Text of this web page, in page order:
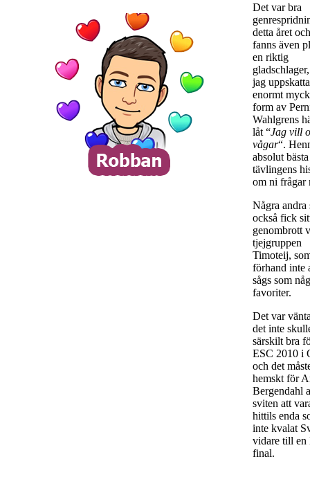
Det var bra
detta året
fanns även
en riktig
jag
enormt
form av
Wahlgrens
låt “Jag vill
vågar“.
absolut
tävlingens
om ni frågar
Några andra
också fick
genombrott
tjejgruppen
Timoteij,
förhand inte
sågs som
favoriter.
Det var
det inte
särskilt bra
ESC 2010 i
och det
hemskt för
Bergendahl
sviten att
hittils enda
inte kvalat
vidare till en
final.